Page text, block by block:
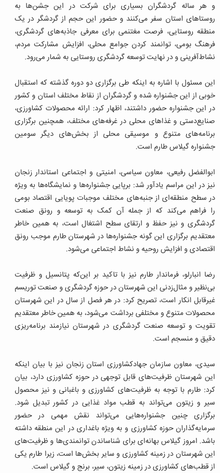
و هر ساله گردشگران بسیاری برای شرکت در این جشن‌ها به
روستاهای استان سفر می‌کنند و حضور این حجم از گردشگر در یک
منطقه روستایی، فرصت مغتنمی برای معرفی جاذبه‌های گردشگری،
فرهنگ بومی، توانمند کردن جوامع محلی، افزایش مشارکت مردم،
نشاط‌آفرینی و در نهایت توسعه گردشگری روستایی به شمار می‌رود.
این مسئول با اشاره به اینکه طی برگزاری دو دوره گذشته که استقبال
خوبی از این جشنواره شده و گردشگران از نقاط مختلف استان و کشور
در این جشنواره حضور داشتند، اظهار کرد: ارائه محصولات کشاورزی،
صنایع‌دستی و غذاهای محلی در غرفه‌های مختلف، همچنین برگزاری
برنامه‌های متنوع و موسیقی محلی از بخش‌های دیگر سومین
جشنواره گیلاس طارم است.
ابوالفضل رفیعی، معاون سیاسی، امنیتی و اجتماعی استاندار زنجان
نیز در این مراسم یادآور شد: برپایی جشنواره‌ها و نمایشگاه‌ها به‌ ویژه
در سطح منطقه‌ای از جنبه‌های مختلف موجبات پویایی اقتصاد بومی
را فراهم می‌کند که از جمله آن کمک به توسعه و رونق صنعت
گردشگری و نیز حفظ و ارتقای سطح اشتغال است، به همین خاطر
معتقدیم برگزاری این‌ گونه جشنواره‌ها در شهرستان طارم موجب رونق
اقتصادی و افزایش روحیه و نشاط اجتماعی می‌شود.
رضا انبارلو، فرماندار طارم نیز با تاکید بر این‌که پتانسیل و ظرفیت
بی‌نظیر و مثال‌زدنی این شهرستان در حوزه گردشگری و صنعت توریسم
غیرقابل انکار است، تصریح کرد: در هر فصل از سال در این شهرستان
محصولات متنوع و مختلفی برداشت می‌شود، به همین خاطر معتقدیم
تقویت و توسعه صنعت گردشگری در شهرستان نیازمند برنامه‌ریزی
دقیق و منسجم است.
سیدی، معاون سازمان جهادکشاورزی استان زنجان نیز با بیان اینکه
این شهرستان ظرفیت‌های قابل‌ توجهی در حوزه کشاورزی دارد، بیان
کرد: طارم با توجه به ظرفیت‌های کشاورزی و باغبانی و نیز محصول
سیر و زیتون می‌تواند به قطب مواد غذایی در کشور تبدیل شود.
برگزاری چنین جشنواره‌هایی می‌تواند نقش مهمی در حضور
سرمایه‌گذاران حوزه کشاورزی و به‌ ویژه باغداری در این منطقه داشته
باشد. امروز گیلاس بهانه‌ای برای شناساندن توانمندی‌ها و ظرفیت‌های
این شهرستان در زمینه کشاورزی و سایر بخش‌ها است، زیرا طارم یکی
از قطب‌های کشاورزی در زمینه زیتون، سیر، برنج و گیلاس است.